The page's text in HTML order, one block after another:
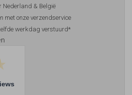
& België
met onze verzendservice
werkdag verstuurd*